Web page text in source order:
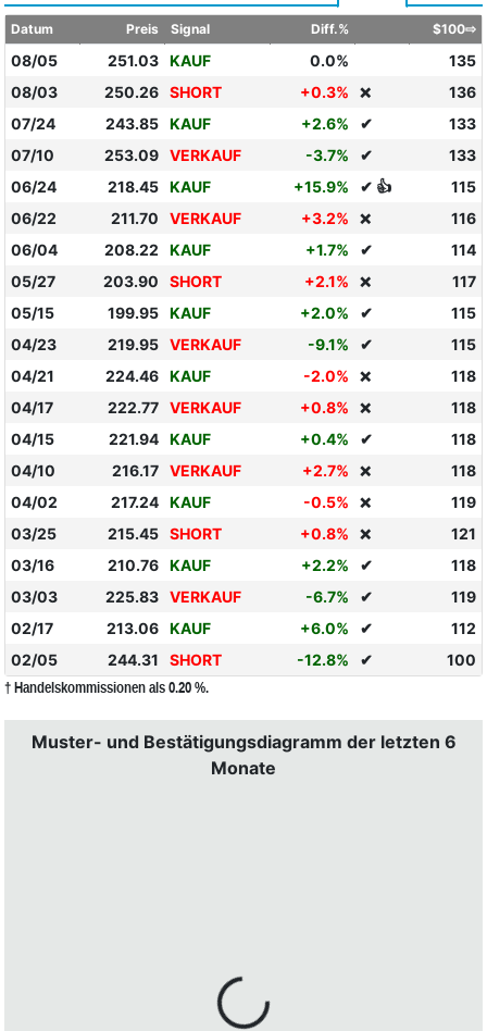
Datum Preis Signal Diff.% $100⇨
08/05 251.03 KAUF 0.0%
135
08/03
250.26 SHORT +0.3% ❌
136
07/24
243.85 KAUF +2.6% ✔
133
07/10
253.09 VERKAUF -3.7% ✔
133
06/24
218.45 KAUF +15.9% ✔ 👍
115
06/22
211.70 VERKAUF +3.2% ❌
116
06/04
208.22 KAUF +1.7% ✔
114
05/27
203.90 SHORT +2.1% ❌
117
05/15
199.95 KAUF +2.0% ✔
115
04/23
219.95 VERKAUF -9.1% ✔
115
04/21
224.46 KAUF -2.0% ❌
118
04/17
222.77 VERKAUF +0.8% ❌
118
04/15
221.94 KAUF +0.4% ✔
118
04/10
216.17 VERKAUF +2.7% ❌
118
04/02
217.24 KAUF -0.5% ❌
119
03/25
215.45 SHORT +0.8% ❌
121
03/16
210.76 KAUF +2.2% ✔
118
03/03
225.83 VERKAUF -6.7% ✔
119
02/17
213.06 KAUF +6.0% ✔
112
02/05
244.31 SHORT -12.8% ✔ 100
† Handelskommissionen als 0.20 %.
Muster- und Bestätigungsdiagramm der letzten 6
Monate